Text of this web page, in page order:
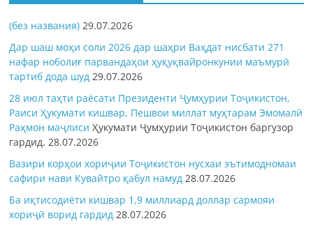
(без названия) 29.07.2026
Дар шаш моҳи соли 2026 дар шаҳри Ваҳдат нисбати 271
нафар ноболиғ парвандаҳои ҳуқуқвайронкунии маъмурӣ
тартиб дода шуд 29.07.2026
28 июл таҳти раёсати Президенти Ҷумҳурии Тоҷикистон,
Раиси Ҳукумати кишвар, Пешвои миллат муҳтарам Эмомалӣ
Раҳмон маҷлисиҲукумати Ҷумҳурии Тоҷикистон баргузор
гардид. 28.07.2026
Вазири корҳои хориҷии Тоҷикистон нусхаи эътимодномаи
сафири нави Кувайтро қабул намуд 28.07.2026
Ба иқтисодиёти кишвар 1,9 миллиард доллар сармояи
хориҷӣ ворид гардид 28.07.2026